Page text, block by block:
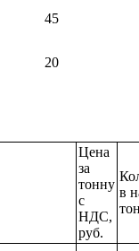
45
20
Цена
за
тонну
с
НДС,
руб.
в